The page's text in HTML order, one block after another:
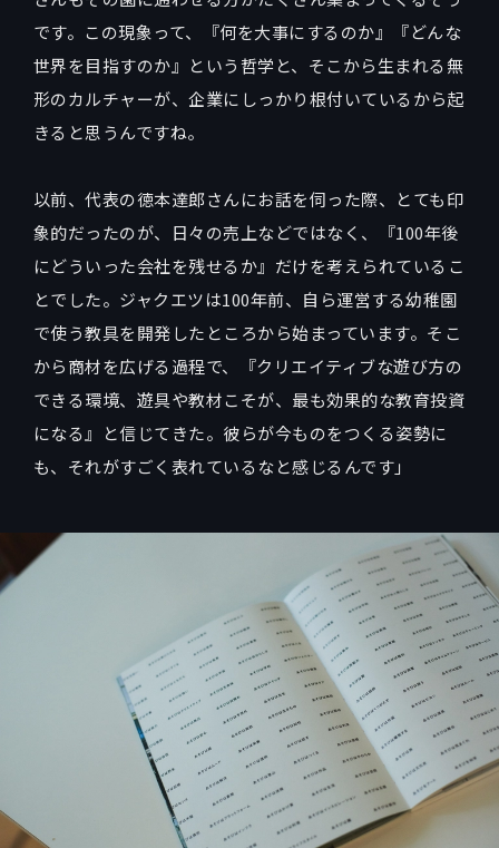
です。この現象って、『何を大事にするのか』『どんな
世界を目指すのか』という哲学と、そこから生まれる無
形のカルチャーが、企業にしっかり根付いているから起
きると思うんですね。
以前、代表の徳本達郎さんにお話を伺った際、とても印
象的だったのが、日々の売上などではなく、『100年後
にどういった会社を残せるか』だけを考えられているこ
とでした。ジャクエツは100年前、自ら運営する幼稚園
で使う教具を開発したところから始まっています。そこ
から商材を広げる過程で、『クリエイティブな遊び方の
できる環境、遊具や教材こそが、最も効果的な教育投資
になる』と信じてきた。彼らが今ものをつくる姿勢に
も、それがすごく表れているなと感じるんです」